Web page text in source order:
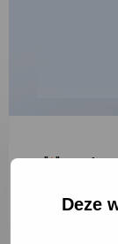
Deze
"*" geeft